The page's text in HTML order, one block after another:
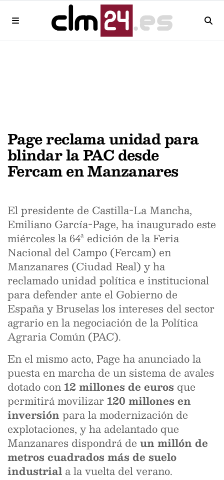
Page reclama unidad para
blindar la PAC desde
Fercam en Manzanares
El presidente de Castilla-La Mancha,
Emiliano García-Page, ha inaugurado este
miércoles la 64ª edición de la Feria
Nacional del Campo (Fercam) en
Manzanares (Ciudad Real) y ha
reclamado unidad política e institucional
para defender ante el Gobierno de
España y Bruselas los intereses del sector
agrario en la negociación de la Política
Agraria Común (PAC).
En el mismo acto, Page ha anunciado la
puesta en marcha de un sistema de avales
dotado con 12 millones de euros que
permitirá movilizar 120 millones en
inversiónpara la modernización de
explotaciones, y ha adelantado que
Manzanares dispondrá de un millón de
metros cuadrados más de suelo
industrial a la vuelta del verano.